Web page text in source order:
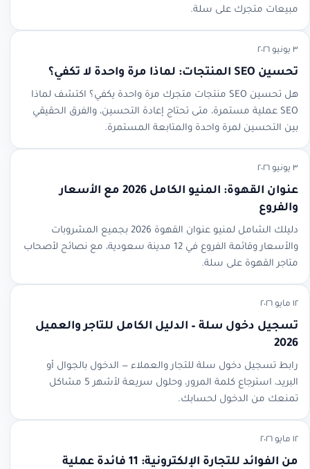
مبيعات متجرك على سلة.
٣ يونيو ٢٠٢٦
تحسين SEO المنتجات: لماذا مرة واحدة لا تكفي؟
هل تحسين SEO منتجات متجرك مرة واحدة يكفي؟ اكتشف لماذا
SEO عملية مستمرة، متى تحتاج إعادة التحسين، والفرق الحقيقي
بين التحسين لمرة واحدة والمتابعة المستمرة.
٣ يونيو ٢٠٢٦
عنوان القهوة: المنيو الكامل 2026 مع الأسعار
والفروع
دليلك الشامل لمنيو عنوان القهوة 2026 بجميع المشروبات
والأسعار وقائمة الفروع في 12 مدينة سعودية، مع نصائح لأصحاب
متاجر القهوة على سلة.
١٢ مايو ٢٠٢٦
تسجيل دخول سلة – الدليل الكامل للتاجر والعميل
2026
رابط تسجيل دخول سلة للتجار والعملاء — الدخول بالجوال أو
البريد، استرجاع كلمة المرور، وحلول سريعة لأشهر 5 مشاكل
تمنعك من الدخول لحسابك.
١٢ مايو ٢٠٢٦
من الفوائد للتجارة الإلكترونية: 11 فائدة عملية